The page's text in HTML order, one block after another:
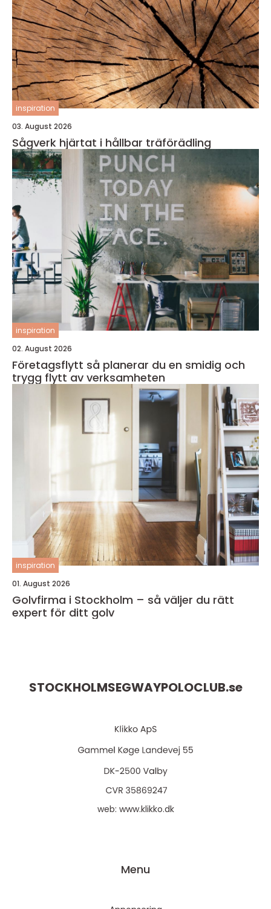
inspiration
03. August 2026
Sågverk hjärtat i hållbar träförädling
inspiration
02. August 2026
Företagsflytt så planerar du en smidig och
trygg flytt av verksamheten
inspiration
01. August 2026
Golvfirma i Stockholm – så väljer du rätt
expert för ditt golv
STOCKHOLMSEGWAYPOLOCLUB.se
web: www.klikko.dk
Menu